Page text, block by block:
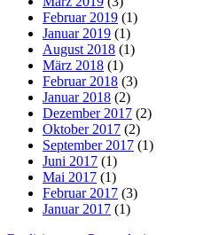
Februar 2019 (1)
Januar 2019 (1)
August 2018 (1)
März 2018 (1)
Februar 2018 (3)
Januar 2018 (2)
Dezember 2017 (2)
Oktober 2017 (2)
September 2017 (1)
Juni 2017 (1)
Mai 2017 (1)
Februar 2017 (3)
Januar 2017 (1)